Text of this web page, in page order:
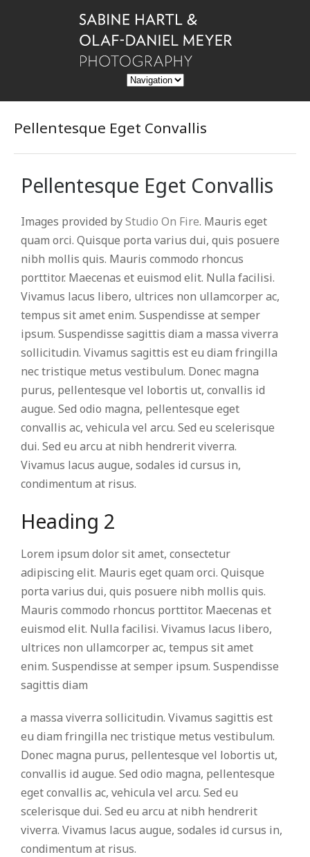
Pellentesque Eget Convallis
Pellentesque Eget Convallis
Images provided byStudio On Fire. Mauris eget
quam orci. Quisque porta varius dui, quis posuere
nibh mollis quis. Mauris commodo rhoncus
porttitor. Maecenas et euismod elit. Nulla facilisi.
Vivamus lacus libero, ultrices non ullamcorper ac,
tempus sit amet enim. Suspendisse at semper
ipsum. Suspendisse sagittis diam a massa viverra
sollicitudin. Vivamus sagittis est eu diam fringilla
nec tristique metus vestibulum. Donec magna
purus, pellentesque vel lobortis ut, convallis id
augue. Sed odio magna, pellentesque eget
convallis ac, vehicula vel arcu. Sed eu scelerisque
dui. Sed eu arcu at nibh hendrerit viverra.
Vivamus lacus augue, sodales id cursus in,
condimentum at risus.
Heading 2
Lorem ipsum dolor sit amet, consectetur
adipiscing elit. Mauris eget quam orci. Quisque
porta varius dui, quis posuere nibh mollis quis.
Mauris commodo rhoncus porttitor. Maecenas et
euismod elit. Nulla facilisi. Vivamus lacus libero,
ultrices non ullamcorper ac, tempus sit amet
enim. Suspendisse at semper ipsum. Suspendisse
sagittis diam
a massa viverra sollicitudin. Vivamus sagittis est
eu diam fringilla nec tristique metus vestibulum.
Donec magna purus, pellentesque vel lobortis ut,
convallis id augue. Sed odio magna, pellentesque
eget convallis ac, vehicula vel arcu. Sed eu
scelerisque dui. Sed eu arcu at nibh hendrerit
viverra. Vivamus lacus augue, sodales id cursus in,
condimentum at risus.